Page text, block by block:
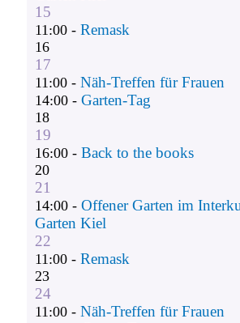
15
11:00 -Remask
16
17
11:00 -Näh-Treffen für Frauen
14:00 -Garten-Tag
18
19
16:00 -Back to the books
20
21
14:00 -Offener Garten im
Garten Kiel
22
11:00 -Remask
23
24
11:00 -Näh-Treffen für Frauen